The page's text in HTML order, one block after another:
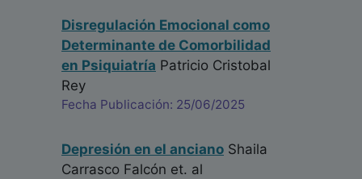
Disregulación Emocional como
Determinante de Comorbilidad
en Psiquiatría Patricio Cristobal
Rey
Fecha Publicación: 25/06/2025
Depresión en el anciano Shaila
Carrasco Falcón et. al